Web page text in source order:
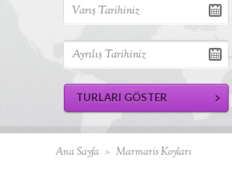
Ana Sayfa > Marmaris Koyları